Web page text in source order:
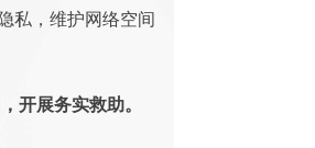
私，维护网络空间
开展务实救助。